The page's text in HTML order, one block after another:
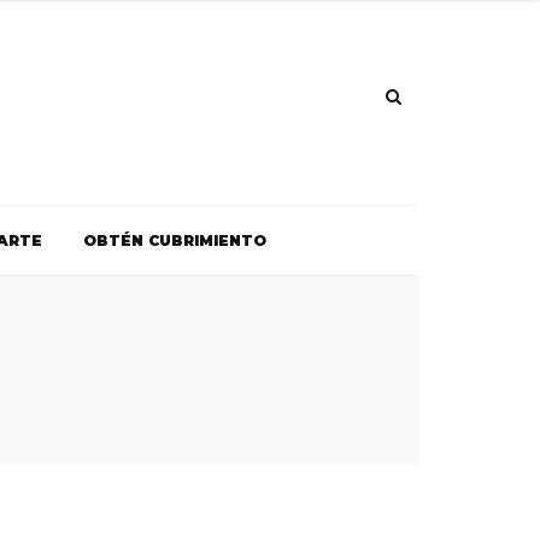
OBTÉN CUBRIMIENTO